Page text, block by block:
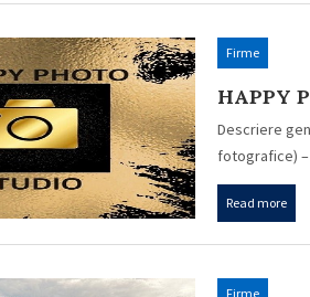
Firme
HAPPY
Descriere
fotografice)
Read more
Firme